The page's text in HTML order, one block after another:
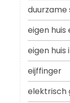
eigen huis
eigen huis
eijffinger
elektrisch